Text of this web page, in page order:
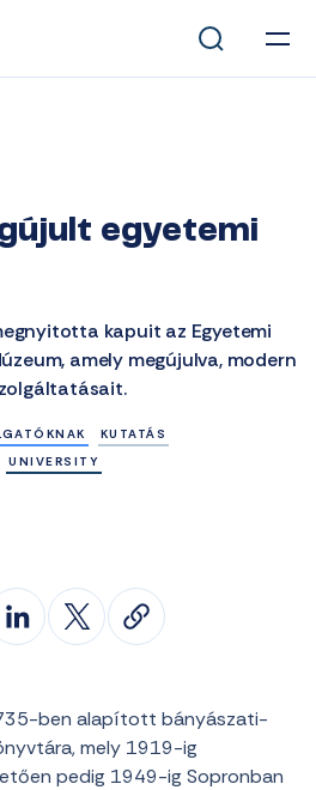
egyetemi
kapuit az Egyetemi
amely megújulva, modern
KUTATÁS
UNIVERSITY
ben alapított bányászati-
mely 1919-ig
pedig 1949-ig Sopronban